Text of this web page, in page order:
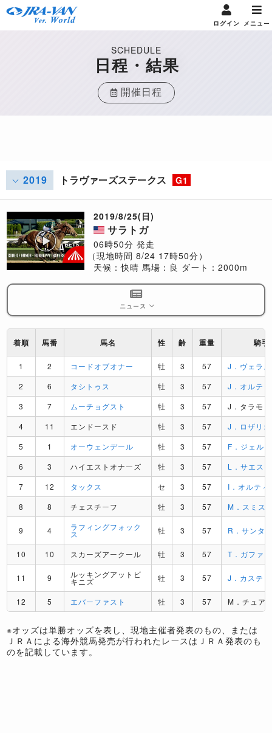
ログイン メニュー
SCHEDULE
日程・結果
開催日程
2019 トラヴァーズステークス G1
2019/8/25(日)
サラトガ
06時50分 発走
（現地時間 8/24 17時50分）
天候：快晴 馬場：良 ダート：2000m
ニュース
着順 馬番 馬名 性 齢 重量 騎手
1 2 コードオブオナー 牡 3 57
J．ヴェラ
2
6 タシトゥス 牡 3 57
J．オルテ
3
7 ムーチョグスト 牡 3 57
J．タラモ
4
11 エンドースド 牡 3 57
J．ロザリオ
5
1 オーウェンデール 牡 3 57
F．ジェルー
6
3 ハイエストオナーズ 牡 3 57
L．サエス
7
12 タックス セ 3 57
I．オルティ
8
8 チェスチーフ 牡 3 57 M．スミス
9 4 ラフィングフォック
ス 牡 3 57 R．サンタ
10 10 スカーズアークール 牡 3 57 T．ガファ
11 9 ルッキングアットビ
キニズ 牡 3 57 J．カステ
12 5 エバーファスト 牡 3 57 M．チュア
※オッズは単勝オッズを表し、現地主催者発表のもの、または
ＪＲＡによる海外競馬発売が行われたレースはＪＲＡ発表のも
のを記載しています。